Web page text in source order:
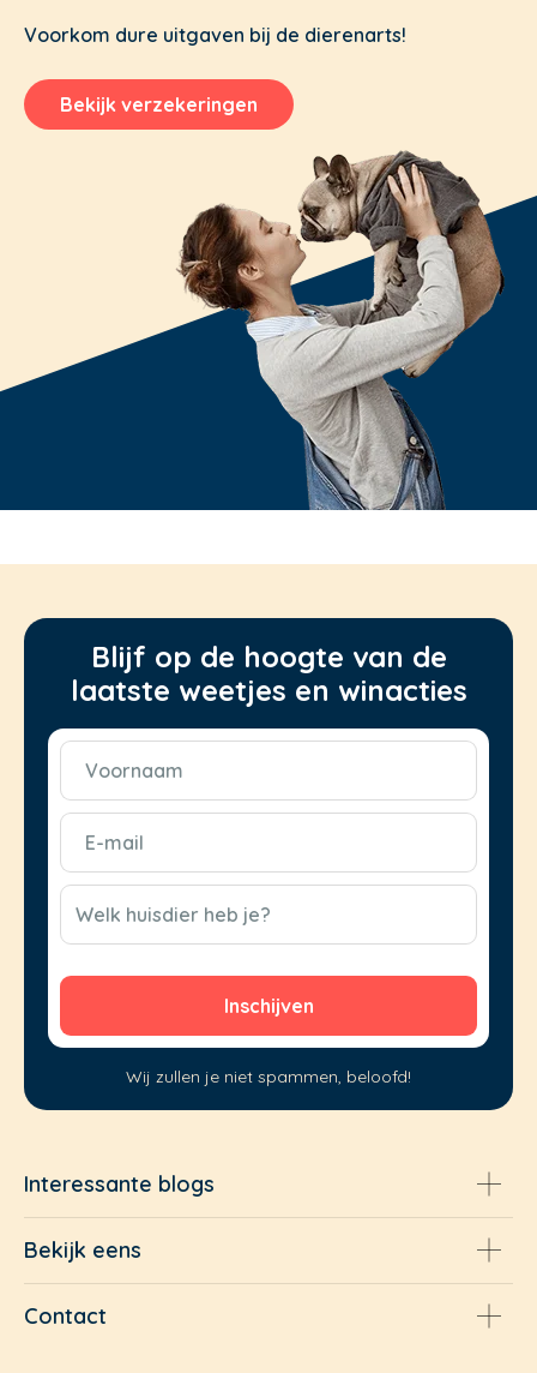
Voorkom dure uitgaven bij de dierenarts!
Bekijk verzekeringen
Blijf op de hoogte van de
laatste weetjes en winacties
Voornaam
(Vereist)
E-
mail
(Vereist)
CAPTCHA
Welk huisdier heb je?
Wij zullen je niet spammen, beloofd!
Interessante blogs
Bekijk eens
Contact